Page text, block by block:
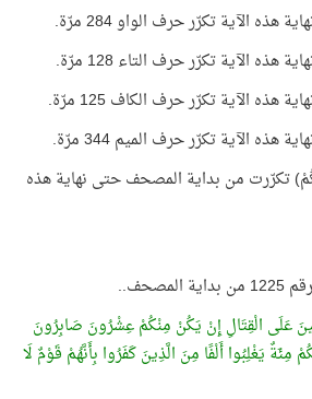
الآية تكرّر حرف الواو 284 مرّة.
الآية تكرّر حرف التاء 128 مرّة.
الآية تكرّر حرف الكاف 125 مرّة.
الآية تكرّر حرف الميم 344 مرّة.
تكرّرت من بداية المصحف حتى نهاية هذه
عَلَى الْقِتَالِ إِنْ يَكُنْ مِنْكُمْ عِشْرُونَ صَابِرُونَ
مِئَةٌ يَغْلِبُوا أَلْفًا مِنَ الَّذِينَ كَفَرُوا بِأَنَّهُمْ قَوْمٌ لَا